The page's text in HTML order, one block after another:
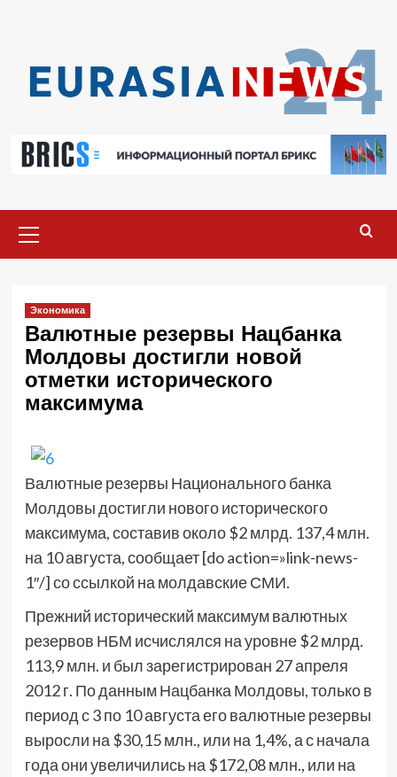
меню
Экономика
Валютные резервы Нацбанка
Молдовы достигли новой
отметки исторического
максимума
Валютные резервы Национального банка
Молдовы достигли нового исторического
максимума, составив около $2 млрд. 137,4 млн.
на 10 августа, сообщает [do action=»link-news-
1″/] со ссылкой на молдавские СМИ.
Прежний исторический максимум валютных
резервов НБМ исчислялся на уровне $2 млрд.
113,9 млн. и был зарегистрирован 27 апреля
2012 г. По данным Нацбанка Молдовы, только в
период с 3 по 10 августа его валютные резервы
выросли на $30,15 млн., или на 1,4%, а с начала
года они увеличились на $172,08 млн., или на